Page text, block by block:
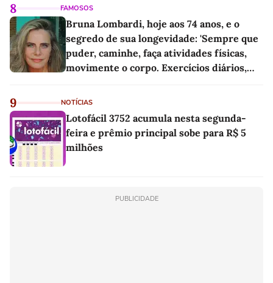
8 FAMOSOS
Bruna Lombardi, hoje aos 74 anos, e o
segredo de sua longevidade: 'Sempre que
puder, caminhe, faça atividades físicas,
movimente o corpo. Exercícios diários,
9 NOTÍCIAS
Lotofácil 3752 acumula nesta segunda-
feira e prêmio principal sobe para R$ 5
milhões
PUBLICIDADE